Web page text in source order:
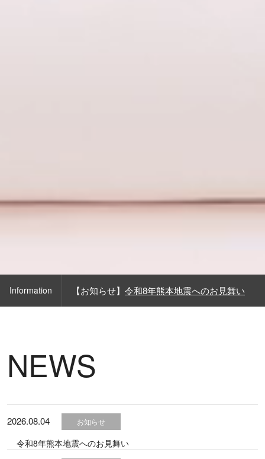
Information 【お知らせ】 令和8年熊本地震へのお見舞い
NEWS
2026.08.04 お知らせ
令和8年熊本地震へのお見舞い